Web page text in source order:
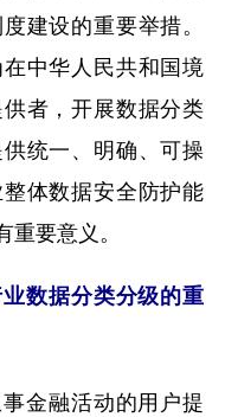
建设的重要举措。
中华人民共和国境
者，开展数据分类
统一、明确、可操
体数据安全防护能
要意义。
数据分类分级的重
金融活动的用户提